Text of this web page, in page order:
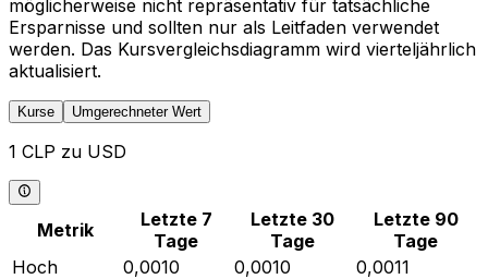
möglicherweise nicht repräsentativ für tatsächliche
Ersparnisse und sollten nur als Leitfaden verwendet
werden. Das Kursvergleichsdiagramm wird vierteljährlich
aktualisiert.
Kurse Umgerechneter Wert
1 CLP zu USD
Metrik
Letzte 7
Tage
Letzte 30
Tage
Letzte 90
Tage
Hoch
0,0010 0,0010
0,0011